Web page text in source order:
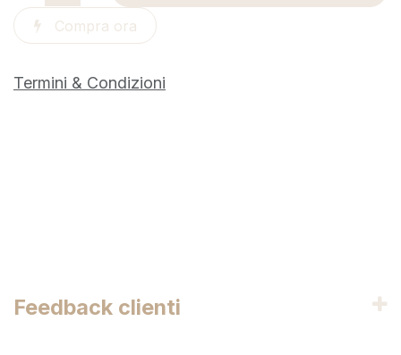
Compra ora
Termini & Condizioni
Feedback clienti